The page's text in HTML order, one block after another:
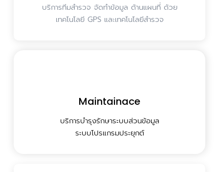
บริการทีมสำรวจ จัดทำข้อมูล ด้านแผนที่ ด้วย
เทคโนโลยี GPS และเทคโนโลยีสำรวจ
Maintainace
บริการบำรุงรักษาระบบส่วนข้อมูล
ระบบโปรแกรมประยุกต์